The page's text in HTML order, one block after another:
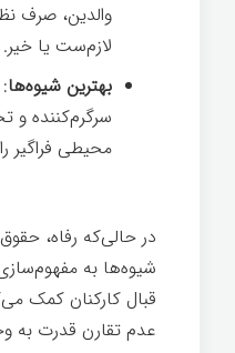
والدین، صرف
لازم‌ست یا خیر.
بهترین شیوه‌ها:
سرگرم‌کننده
محیطی فراگیر
در حالی‌که رفاه،
شیوه‌ها به
قبال کارکنان کمک
عدم تقارن قدرت به